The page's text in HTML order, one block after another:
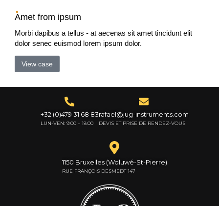
Amet from ipsum
Morbi dapibus a tellus - at aecenas sit amet tincidunt elit
dolor senec euismod lorem ipsum dolor.
View case
+32 (0)479 31 68 83
LUN-VEN: 9:00 – 18:00
rafael@jug-instruments.com
DEVIS ET PRISE DE RENDEZ-VOUS
1150 Bruxelles (Woluwé-St-Pierre)
RUE FRANÇOIS DESMEDT 147